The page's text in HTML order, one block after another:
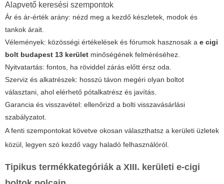
Alapvető keresési szempontok
Ár és ár-érték arány: nézd meg a kezdő készletek, modok és
tankok árait.
Vélemények: közösségi értékelések és fórumok hasznosak a e cigi
bolt budapest 13 kerület minőségének felméréséhez.
Nyitvatartás: fontos, ha röviddel zárás előtt érsz oda.
Szerviz és alkatrészek: hosszú távon megéri olyan boltot
választani, ahol elérhető pótalkatrész és javítás.
Garancia és visszavétel: ellenőrizd a bolti visszavásárlási
szabályzatot.
A fenti szempontokat követve okosan választhatsz a kerületi üzletek
közül, legyen szó kezdő vagy haladó felhasználóról.
Tipikus termékkategóriák a XIII. kerületi e-cigi